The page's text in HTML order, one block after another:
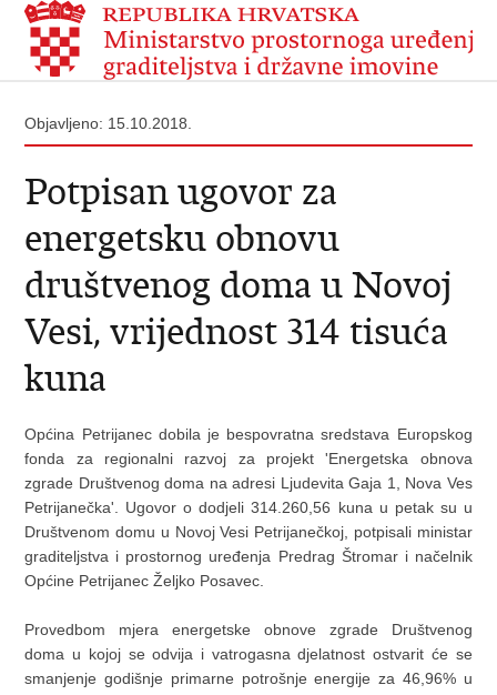
Objavljeno: 15.10.2018.
Potpisan ugovor za
energetsku obnovu
društvenog doma u Novoj
Vesi, vrijednost 314 tisuća
kuna
Općina Petrijanec dobila je bespovratna sredstava Europskog
fonda za regionalni razvoj za projekt 'Energetska obnova
zgrade Društvenog doma na adresi Ljudevita Gaja 1, Nova Ves
Petrijanečka'. Ugovor o dodjeli 314.260,56 kuna u petak su u
Društvenom domu u Novoj Vesi Petrijanečkoj, potpisali ministar
graditeljstva i prostornog uređenja Predrag Štromar i načelnik
Općine Petrijanec Željko Posavec.
Provedbom mjera energetske obnove zgrade Društvenog
doma u kojoj se odvija i vatrogasna djelatnost ostvarit će se
smanjenje godišnje primarne potrošnje energije za 46,96% u